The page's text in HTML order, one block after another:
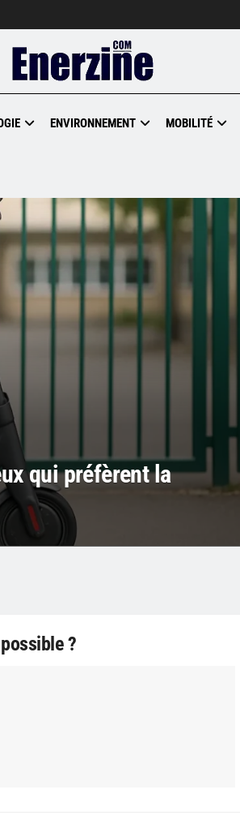
ENVIRONNEMENT MOBILITÉ
qui préfèrent la
?